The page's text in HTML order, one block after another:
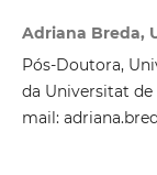
Adriana Breda,
Pós-Doutora,
da Universitat de
mail: